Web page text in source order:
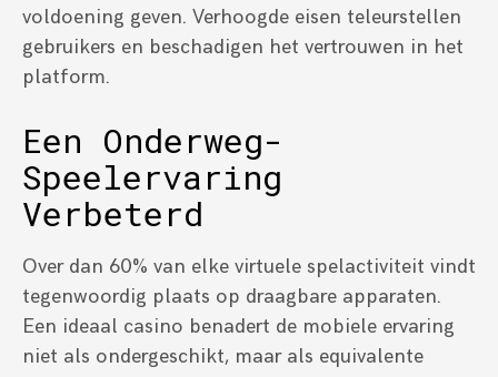
voldoening geven. Verhoogde eisen teleurstellen
gebruikers en beschadigen het vertrouwen in het
platform.
Een Onderweg-
Speelervaring
Verbeterd
Over dan 60% van elke virtuele spelactiviteit vindt
tegenwoordig plaats op draagbare apparaten.
Een ideaal casino benadert de mobiele ervaring
niet als ondergeschikt, maar als equivalente